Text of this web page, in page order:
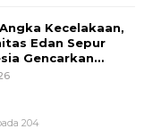
Kecelakaan,
Edan Sepur
Gencarkan…
204